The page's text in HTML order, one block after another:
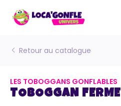
Retour au catalogue
LES TOBOGGANS GONFLABLES
TOBOGGAN FERME